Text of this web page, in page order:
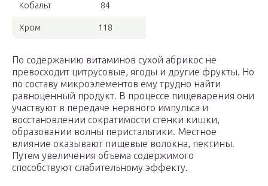
Кобальт 84
Хром 118
По содержанию витаминов сухой абрикос не
превосходит цитрусовые, ягоды и другие фрукты. Но
по составу микроэлементов ему трудно найти
равноценный продукт. В процессе пищеварения они
участвуют в передаче нервного импульса и
восстановлении сократимости стенки кишки,
образовании волны перистальтики. Местное
влияние оказывают пищевые волокна, пектины.
Путем увеличения объема содержимого
способствуют слабительному эффекту.